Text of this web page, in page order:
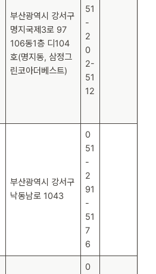
부산광역시 강서구
명지국제3로 97
106동1층 디104
호(명지동, 삼정그
린코아더베스트)
51
-
2
0
2-
51
12
부산광역시 강서구
낙동남로 1043
0
51
-
2
91
-
51
7
6
0